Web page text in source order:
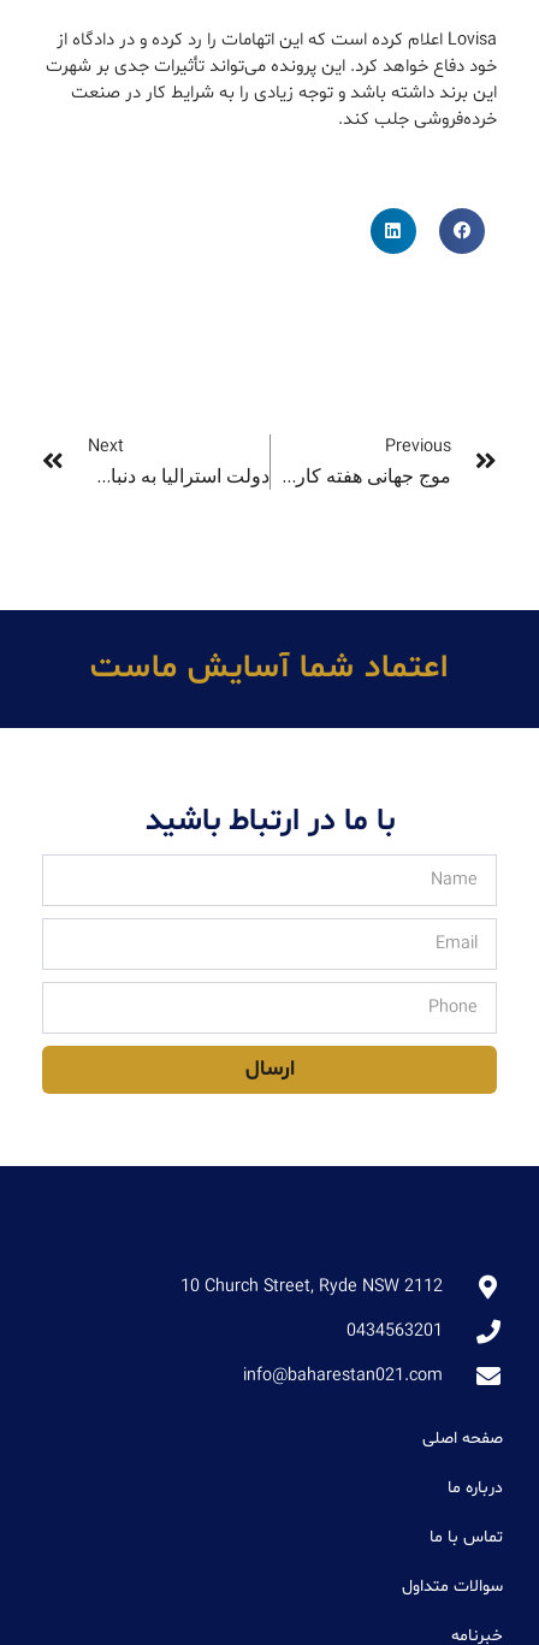
Lovisa اعلام کرده است که این اتهامات را رد کرده و در دادگاه از
خود دفاع خواهد کرد. این پرونده می‌تواند تأثیرات جدی بر شهرت
این برند داشته باشد و توجه زیادی را به شرایط کار در صنعت
خرده‌فروشی جلب کند.
Previous
موج جهانی هفته کاری۴ روزه به استرالیا رسید
Next
دولت استرالیا به دنبال الزام برخی کسب‌وکارها به پذیرش پول نقد
اعتماد شما آسايش ماست
با ما در ارتباط باشید
ارسال
10 Church Street, Ryde NSW 2112
0434563201
info@baharestan021.com
صفحه اصلی
درباره ما
تماس با ما
سوالات متداول
خبرنامه